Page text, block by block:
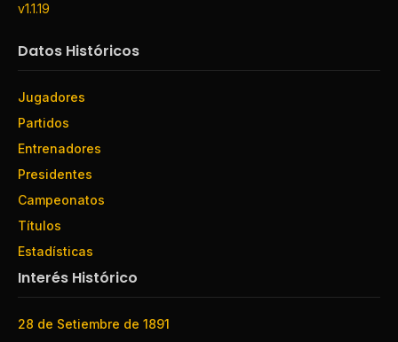
v1.1.19
Datos Históricos
Jugadores
Partidos
Entrenadores
Presidentes
Campeonatos
Títulos
Estadísticas
Interés Histórico
28 de Setiembre de 1891